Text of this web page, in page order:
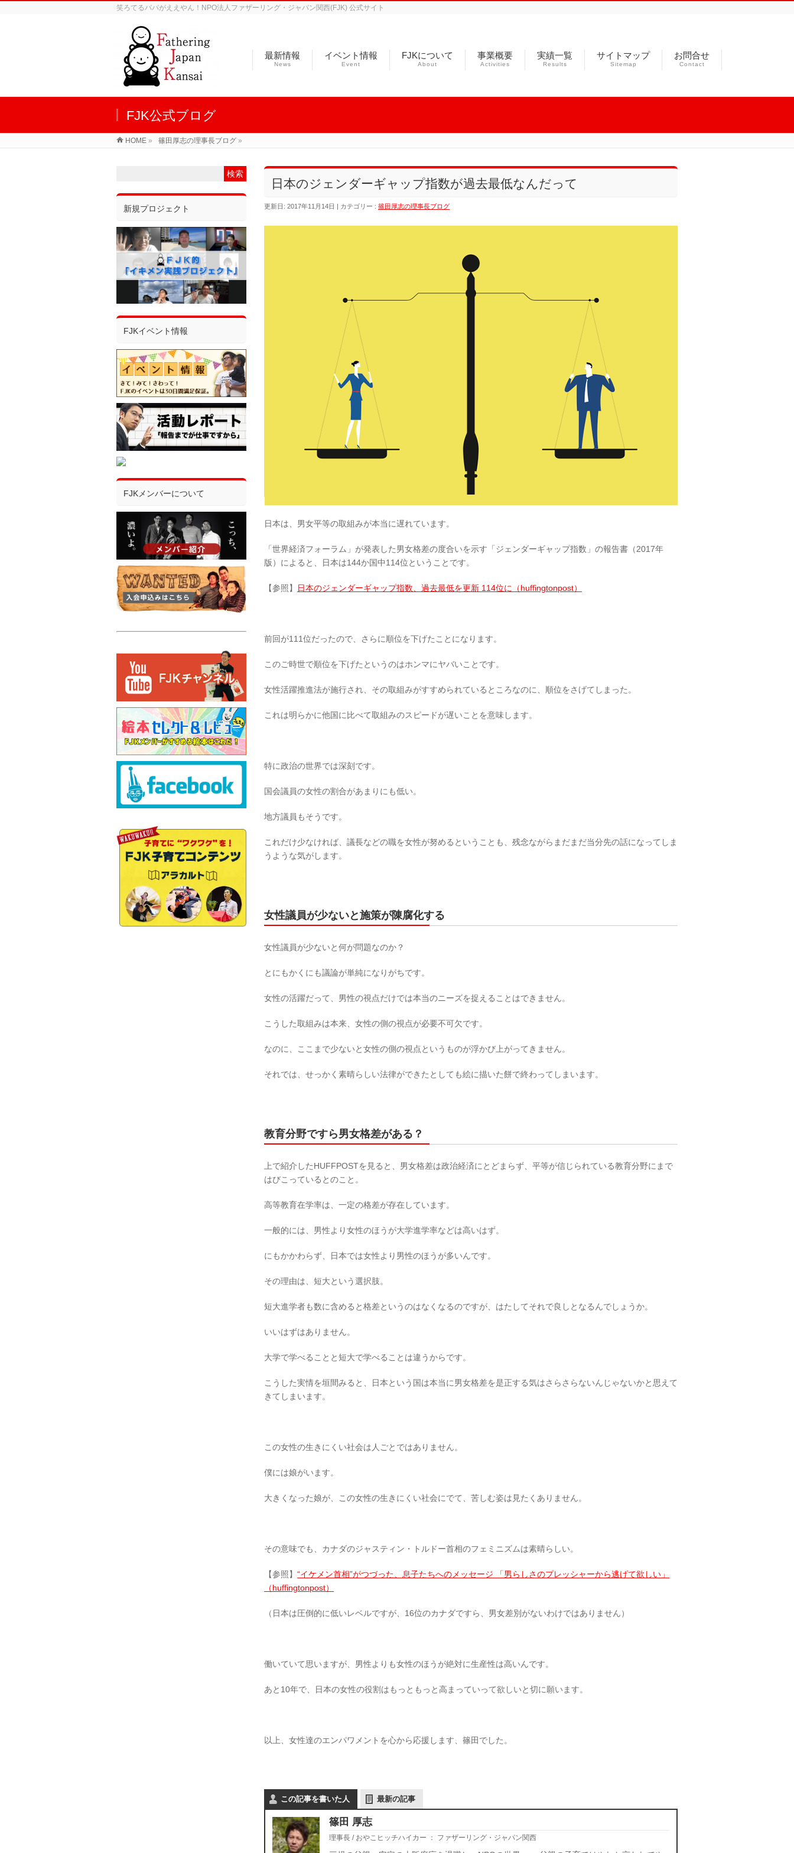
笑ろてるパパがええやん！NPO法人ファザーリング・ジャパン関西(FJK) 公式サイト
最新情報
News
イベント情報
Event
FJKについて
About
事業概要
Activities
実績一覧
Results
サイトマップ
Sitemap
お問合せ
Contact
FJK公式ブログ
HOME » 篠田厚志の理事長ブログ »
日本のジェンダーギャップ指数が過去最低なんだって
更新日: 2017年11月14日 カテゴリー : 篠田厚志の理事長ブログ
日本は、男女平等の取組みが本当に遅れています。
「世界経済フォーラム」が発表した男女格差の度合いを示す「ジェンダーギャップ指数」の報告書（2017年
版）によると、日本は144か国中114位ということです。
【参照】 日本のジェンダーギャップ指数、過去最低を更新 114位に（huffingtonpost）
前回が111位だったので、さらに順位を下げたことになります。
このご時世で順位を下げたというのはホンマにヤバいことです。
女性活躍推進法が施行され、その取組みがすすめられているところなのに、順位をさげてしまった。
これは明らかに他国に比べて取組みのスピードが遅いことを意味します。
特に政治の世界では深刻です。
国会議員の女性の割合があまりにも低い。
地方議員もそうです。
これだけ少なければ、議長などの職を女性が努めるということも、残念ながらまだまだ当分先の話になってしま
うような気がします。
女性議員が少ないと施策が陳腐化する
女性議員が少ないと何が問題なのか？
とにもかくにも議論が単純になりがちです。
女性の活躍だって、男性の視点だけでは本当のニーズを捉えることはできません。
こうした取組みは本来、女性の側の視点が必要不可欠です。
なのに、ここまで少ないと女性の側の視点というものが浮かび上がってきません。
それでは、せっかく素晴らしい法律ができたとしても絵に描いた餅で終わってしまいます。
教育分野ですら男女格差がある？
上で紹介したHUFFPOSTを見ると、男女格差は政治経済にとどまらず、平等が信じられている教育分野にまで
はびこっているとのこと。
高等教育在学率は、一定の格差が存在しています。
一般的には、男性より女性のほうが大学進学率などは高いはず。
にもかかわらず、日本では女性より男性のほうが多いんです。
その理由は、短大という選択肢。
短大進学者も数に含めると格差というのはなくなるのですが、はたしてそれで良しとなるんでしょうか。
いいはずはありません。
大学で学べることと短大で学べることは違うからです。
こうした実情を垣間みると、日本という国は本当に男女格差を是正する気はさらさらないんじゃないかと思えて
きてしまいます。
この女性の生きにくい社会は人ごとではありません。
僕には娘がいます。
大きくなった娘が、この女性の生きにくい社会にでて、苦しむ姿は見たくありません。
その意味でも、カナダのジャスティン・トルドー首相のフェミニズムは素晴らしい。
【参照】 “イケメン首相”がつづった、息子たちへのメッセージ 「男らしさのプレッシャーから逃げて欲しい」
（huffingtonpost）
（日本は圧倒的に低いレベルですが、16位のカナダですら、男女差別がないわけではありません）
働いていて思いますが、男性よりも女性のほうが絶対に生産性は高いんです。
あと10年で、日本の女性の役割はもっともっと高まっていって欲しいと切に願います。
以上、女性達のエンパワメントを心から応援します、篠田でした。
この記事を書いた人 最新の記事
篠田 厚志
理事長 / おやこヒッチハイカー ： ファザーリング・ジャパン関西
新規プロジェクト
FJKイベント情報
FJKメンバーについて